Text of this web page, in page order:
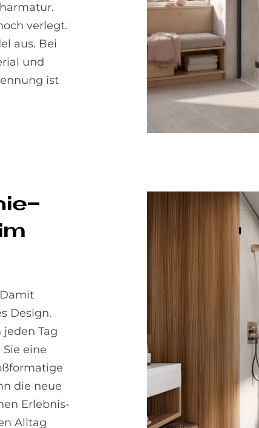
verlegt.
aus. Bei
und
ist
Design.
Tag
eine
die neue
Erlebnis-
Alltag